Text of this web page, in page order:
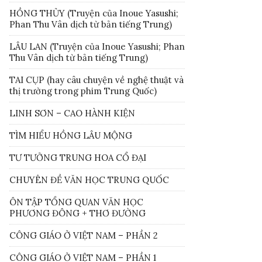
HỒNG THỦY (Truyện của Inoue Yasushi;
Phan Thu Vân dịch từ bản tiếng Trung)
LÂU LAN (Truyện của Inoue Yasushi; Phan
Thu Vân dịch từ bản tiếng Trung)
TAI CỤP (hay câu chuyện về nghệ thuật và
thị trường trong phim Trung Quốc)
LINH SƠN – CAO HÀNH KIỆN
TÌM HIỂU HỒNG LÂU MỘNG
TƯ TƯỞNG TRUNG HOA CỔ ĐẠI
CHUYÊN ĐỀ VĂN HỌC TRUNG QUỐC
ÔN TẬP TỔNG QUAN VĂN HỌC
PHƯƠNG ĐÔNG + THƠ ĐƯỜNG
CÔNG GIÁO Ở VIỆT NAM – PHẦN 2
CÔNG GIÁO Ở VIỆT NAM – PHẦN 1